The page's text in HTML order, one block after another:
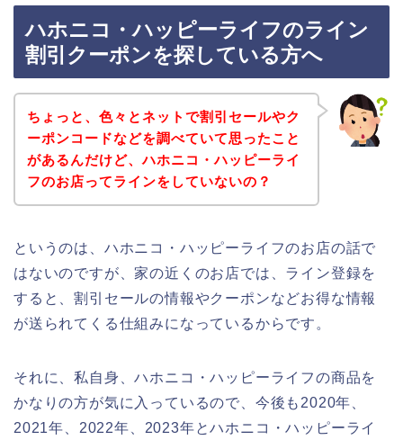
ハホニコ・ハッピーライフのライン
割引クーポンを探している方へ
ちょっと、色々とネットで割引セールやク
ーポンコードなどを調べていて思ったこと
があるんだけど、ハホニコ・ハッピーライ
フのお店ってラインをしていないの？
というのは、ハホニコ・ハッピーライフのお店の話で
はないのですが、家の近くのお店では、ライン登録を
すると、割引セールの情報やクーポンなどお得な情報
が送られてくる仕組みになっているからです。
それに、私自身、ハホニコ・ハッピーライフの商品を
かなりの方が気に入っているので、今後も2020年、
2021年、2022年、2023年とハホニコ・ハッピーライ